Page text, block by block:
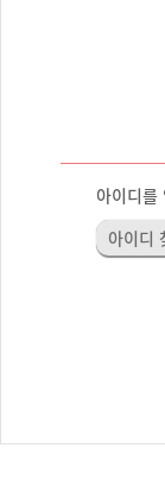
아이디를
아이디